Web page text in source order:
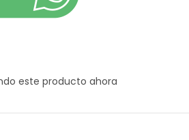
este producto ahora